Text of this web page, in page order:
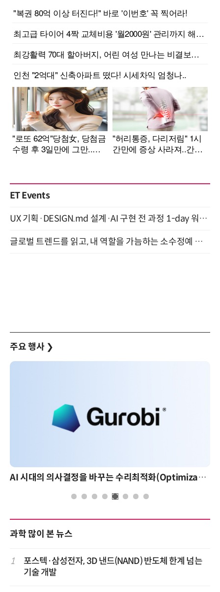
ET Events
UX 기획·DESIGN.md 설계·AI 구현 전 과정 1-day 워크숍 with Claude Code·Codex 9월 15일 개최
글로벌 트렌드를 읽고, 내 역할을 가늠하는 소수정예 실습 워크숍 (8/28)
주요 행사 ❯
AI 시대의 의사결정을 바꾸는 수리최적화(Optimization): 실제 산업 적용 사례와 활용 전략
과학 많이 본 뉴스
1
포스텍·삼성전자, 3D 낸드(NAND) 반도체 한계 넘는
기술 개발